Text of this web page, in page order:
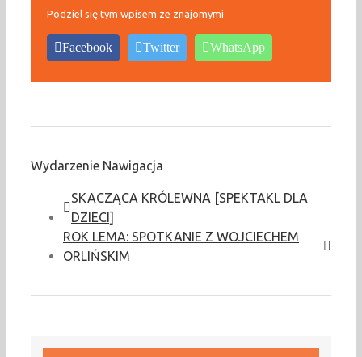
Podziel się tym wpisem ze znajomymi
Facebook Twitter WhatsApp
Wydarzenie Nawigacja
SKACZĄCA KRÓLEWNA [SPEKTAKL DLA
DZIECI]
ROK LEMA: SPOTKANIE Z WOJCIECHEM
ORLIŃSKIM